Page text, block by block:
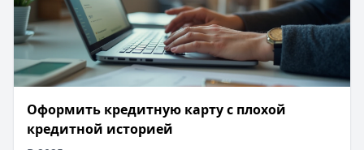
​Оформить кредитную карту с плохой
кредитной историей